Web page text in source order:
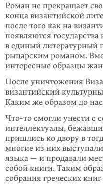
Роман не прекращает
конца византийской
после того как на
появляются государства
в единый литературный
рыцарским романом.
интересные образцы
После уничтожения
византийский
Каким же образом до
Что-то смогли унести с
интеллектуалы,
пришлись ко двору в
многие из них
языка — и продавали
собой книги. Таким
собрания греческих